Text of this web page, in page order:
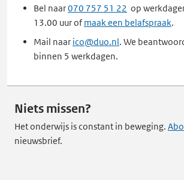
Bel naar070 757 51 22 op
13.00 uur ofmaak een belafspraak.
Mail naar ico@duo.nl. We
binnen 5 werkdagen.
Niets missen?
Het onderwijs is constant in beweging.
nieuwsbrief.